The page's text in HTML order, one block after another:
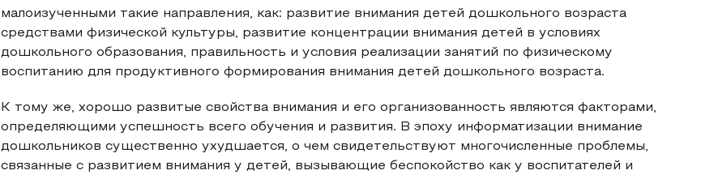
малоизученными такие направления, как: развитие внимания детей дошкольного возраста
средствами физической культуры, развитие концентрации внимания детей в условиях
дошкольного образования, правильность и условия реализации занятий по физическому
воспитанию для продуктивного формирования внимания детей дошкольного возраста.
К тому же, хорошо развитые свойства внимания и его организованность являются факторами,
определяющими успешность всего обучения и развития. В эпоху информатизации внимание
дошкольников существенно ухудшается, о чем свидетельствуют многочисленные проблемы,
связанные с развитием внимания у детей, вызывающие беспокойство как у воспитателей и